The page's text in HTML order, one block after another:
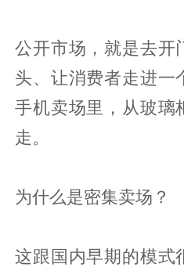
公开市场，就是去开
头、让消费者走进一
手机卖场里，从玻璃
走。
为什么是密集卖场？
这跟国内早期的模式